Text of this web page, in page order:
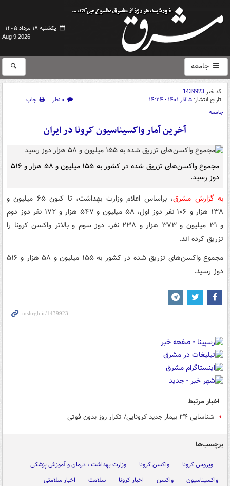
یکشنبه ۱۸ مرداد ۱۴۰۵ -
Aug 9 2026
جامعه
کد خبر1439923
تاریخ انتشار: ۵ آذر ۱۴۰۱ - ۱۴:۲۴ ۰ نظر
چاپ
جامعه
آخرین آمار واکسیناسیون کرونا در ایران
مجموع واکسن‌های تزریق شده در کشور به ۱۵۵ میلیون و ۵۸ هزار و ۵۱۶
دوز رسید.
به گزارش مشرق
، براساس اعلام وزارت بهداشت، تا کنون ۶۵ میلیون و
۱۳۸ هزار و ۱۰۶ نفر دوز اول، ۵۸ میلیون و ۵۴۷ هزار و ۱۷۲ نفر دوز دوم
و ۳۱ میلیون و ۳۷۳ هزار و ۲۳۸ نفر، دوز سوم و بالاتر واکسن کرونا را
تزریق کرده اند.
مجموع واکسن‌های تزریق شده در کشور به ۱۵۵ میلیون و ۵۸ هزار و ۵۱۶
دوز رسید.
اخبار مرتبط
شناسایی ۳۴ بیمار جدید کرونایی/ تکرار روز بدون فوتی
برچسب‌ها
ویروس کرونا واکسن کرونا
وزارت بهداشت ، درمان و آموزش پزشکی
واکسیناسیون
واکسن اخبار کرونا سلامت اخبار سلامتی